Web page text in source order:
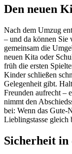
Den neuen
Nach dem Umzug
– und da können Sie
gemeinsam die
neuen Kita oder
früh die ersten
Kinder schließen
Gelegenheit gibt.
Freunden aufrecht –
nimmt den
bei: Wenn das Gute-
Lieblingstasse gleich
Sicherheit in